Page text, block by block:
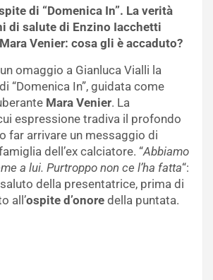
di “Domenica In”. La verità
di salute di Enzino Iacchetti
Venier: cosa gli è accaduto?
omaggio a Gianluca Vialli la
“Domenica In”, guidata come
Mara Venier. La
espressione tradiva il profondo
far arrivare un messaggio di
dell’ex calciatore. “Abbiamo
a lui. Purtroppo non ce l’ha fatta“:
della presentatrice, prima di
all’ospite d’onore della puntata.